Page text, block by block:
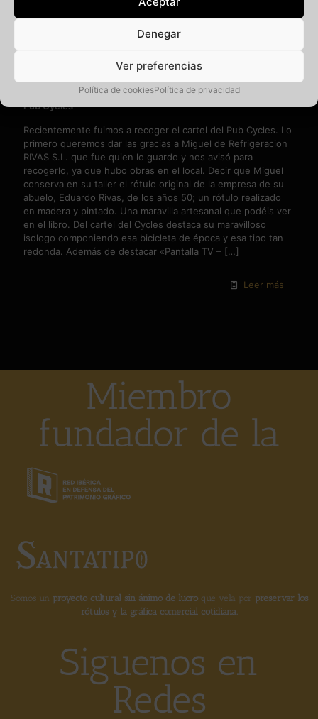
Denegar
Ver preferencias
Política de cookiesPolítica de privacidad
Pub Cycles
Recientemente fuimos a recoger el cartel del Pub Cycles. Lo
primero queremos dar las gracias a Miguel de Refrigeracion
RIVAS S.L. que fue quien lo guardo y nos avisó para
recogerlo, ya que hubo obras en el local. Decir que Miguel
conserva en su taller el rótulo original de la empresa de su
abuelo, Eduardo Rivas, de los años 50; un rótulo realizado
en madera y pintado. Una maravilla artesanal que podéis ver
en el libro. Del cartel del Cycles destaca su maravilloso
isologo componiendo esa bicicleta de época y esa tipo tan
redonda. Además de destacar «Pantalla TV – […]
Leer más
Miembro
fundador de la
Somos un proyecto cultural sin ánimo de lucroque vela por preservar los
rótulos y la gráfica comercial cotidiana.
Siguenos en
Redes